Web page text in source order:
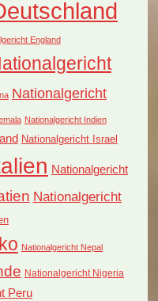
England
Nationalgericht
Nationalgericht Indien
Nationalgericht Israel
Nationalgericht
Nationalgericht
Nationalgericht Nepal
Nationalgericht Nigeria
Peru